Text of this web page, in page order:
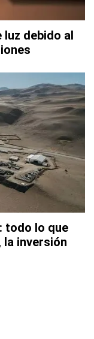
debido al
todo lo que
la inversión